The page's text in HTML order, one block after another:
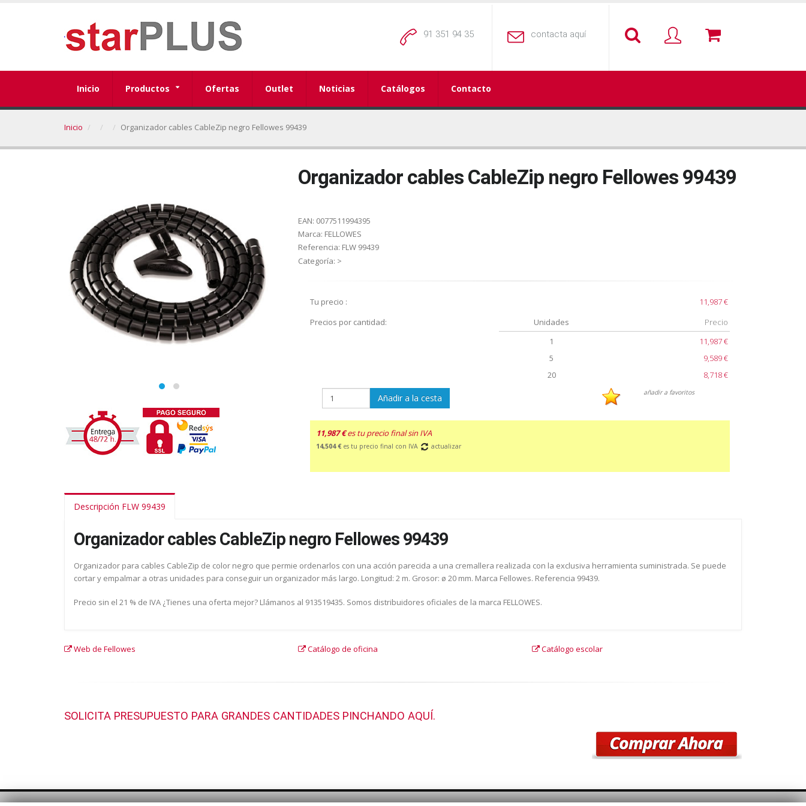
91 351 94 35 contacta aquí
Inicio Productos Ofertas Outlet Noticias Catálogos Contacto
Inicio Organizador cables CableZip negro Fellowes 99439
Organizador cables CableZip negro Fellowes 99439
EAN: 0077511994395
Marca: FELLOWES
Referencia: FLW 99439
Categoría: >
Tu precio :
11,987 €
Precios por cantidad:
Unidades
Precio
1
11,987 €
5
9,589 €
20
8,718 €
Añadir a la cesta añadir a favoritos
11,987 € es tu precio final sin IVA
14,504 € es tu precio final con IVA actualizar
Descripción FLW 99439
Organizador cables CableZip negro Fellowes 99439
Organizador para cables CableZip de color negro que permie ordenarlos con una acción parecida a una cremallera realizada con la exclusiva herramienta suministrada. Se puede
cortar y empalmar a otras unidades para conseguir un organizador más largo. Longitud: 2 m. Grosor: ø 20 mm. Marca Fellowes. Referencia 99439.
Precio sin el 21 % de IVA ¿Tienes una oferta mejor? Llámanos al 913519435. Somos distribuidores oficiales de la marca FELLOWES.
Web de Fellowes Catálogo de oficina Catálogo escolar
SOLICITA PRESUPUESTO PARA GRANDES CANTIDADES PINCHANDO AQUÍ.